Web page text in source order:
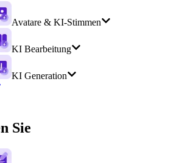
Avatare & KI-Stimmen
KI Bearbeitung
KI Generation
Sie